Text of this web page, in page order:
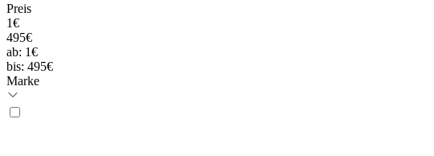
Preis
1€
495€
ab: 1€
bis: 495€
Marke